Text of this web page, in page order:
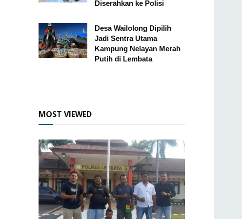
Diserahkan ke Polisi
Desa Wailolong Dipilih
Jadi Sentra Utama
Kampung Nelayan Merah
Putih di Lembata
MOST VIEWED